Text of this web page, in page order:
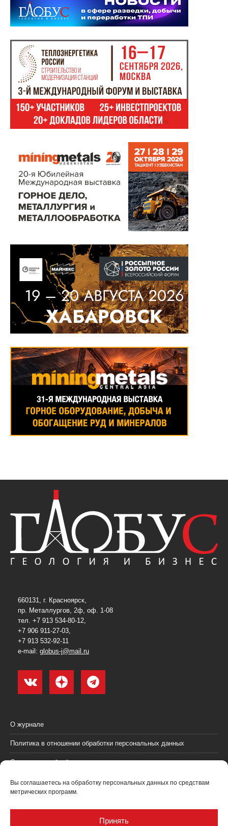
Вы соглашаетесь на обработку персональных данных по средствам
метрических программ.
Принять
660131, г. Красноярск,
пр. Металлургов, 2ф, оф. 1-08
тел. +7 913 534-80-12,
+7 906 911-27-03,
+7 913 532-92-11
e-mail: globus-j@mail.ru
О журнале
Политика в отношении обработки персональных данных
Согласие на обработку персональных данных
Пользовательское соглашение (оферта)